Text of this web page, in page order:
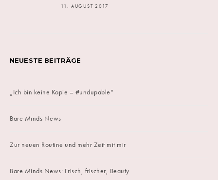
11. AUGUST 2017
NEUESTE BEITRÄGE
„Ich bin keine Kopie – #undupable“
Bare Minds News
Zur neuen Routine und mehr Zeit mit mir
Bare Minds News: Frisch, frischer, Beauty